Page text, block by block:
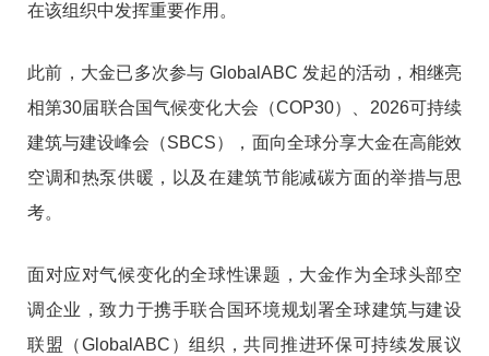
在该组织中发挥重要作用。
此前，大金已多次参与 GlobalABC 发起的活动，相继亮
相第30届联合国气候变化大会（COP30）、2026可持续
建筑与建设峰会（SBCS），面向全球分享大金在高能效
空调和热泵供暖，以及在建筑节能减碳方面的举措与思
考。
面对应对气候变化的全球性课题，大金作为全球头部空
调企业，致力于携手联合国环境规划署全球建筑与建设
联盟（GlobalABC）组织，共同推进环保可持续发展议